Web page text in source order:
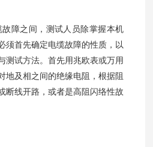
故障之间，测试人员除掌握本机
须首先确定电缆故障的性质，以
测试方法。首先用兆欧表或万用
地及相之间的绝缘电阻，根据阻
断线开路，或者是高阻闪络性故